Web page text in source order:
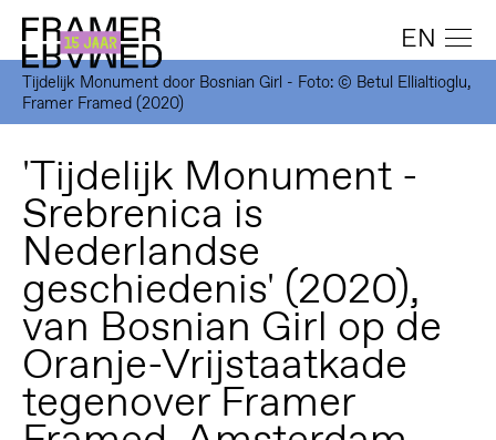
EN
Tijdelijk Monument door Bosnian Girl - Foto: © Betul Ellialtioglu,
Framer Framed (2020)
'Tijdelijk Monument -
Srebrenica is
Nederlandse
geschiedenis' (2020),
van Bosnian Girl op de
Oranje-Vrijstaatkade
tegenover Framer